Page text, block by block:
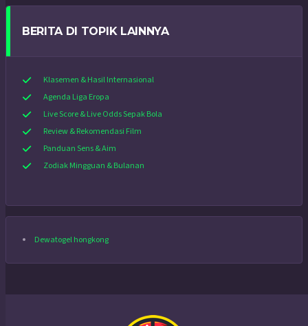
BERITA DI TOPIK LAINNYA
Klasemen & Hasil Internasional
Agenda Liga Eropa
Live Score & Live Odds Sepak Bola
Review & Rekomendasi Film
Panduan Sens & Aim
Zodiak Mingguan & Bulanan
Dewatogel hongkong